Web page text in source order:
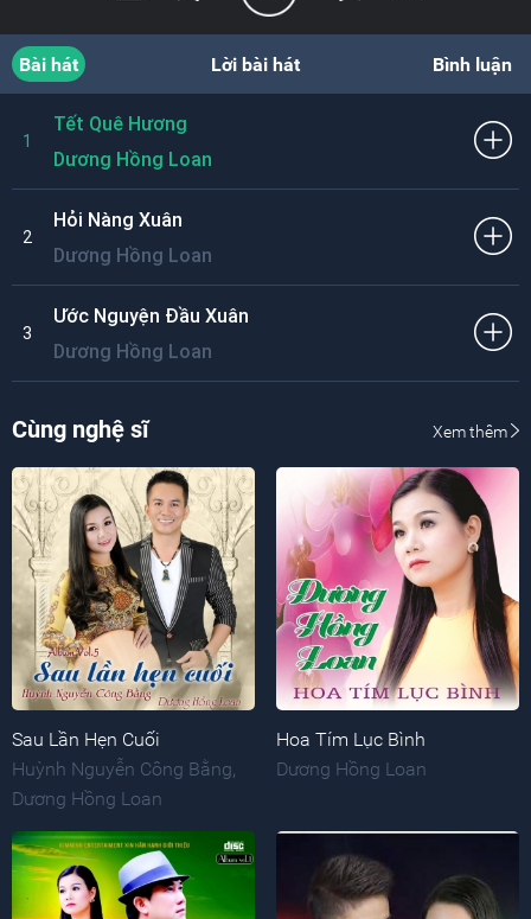
Bài hát Lời bài hát Bình luận
1
Tết Quê Hương
Dương Hồng Loan
2
Hỏi Nàng Xuân
Dương Hồng Loan
3
Ước Nguyện Đầu Xuân
Dương Hồng Loan
Cùng nghệ sĩ Xem thêm
Sau Lần Hẹn Cuối
Huỳnh Nguyễn Công Bằng,
Dương Hồng Loan
Hoa Tím Lục Bình
Dương Hồng Loan